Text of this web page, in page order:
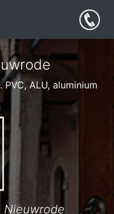
ALU, aluminium
Nieuwrode